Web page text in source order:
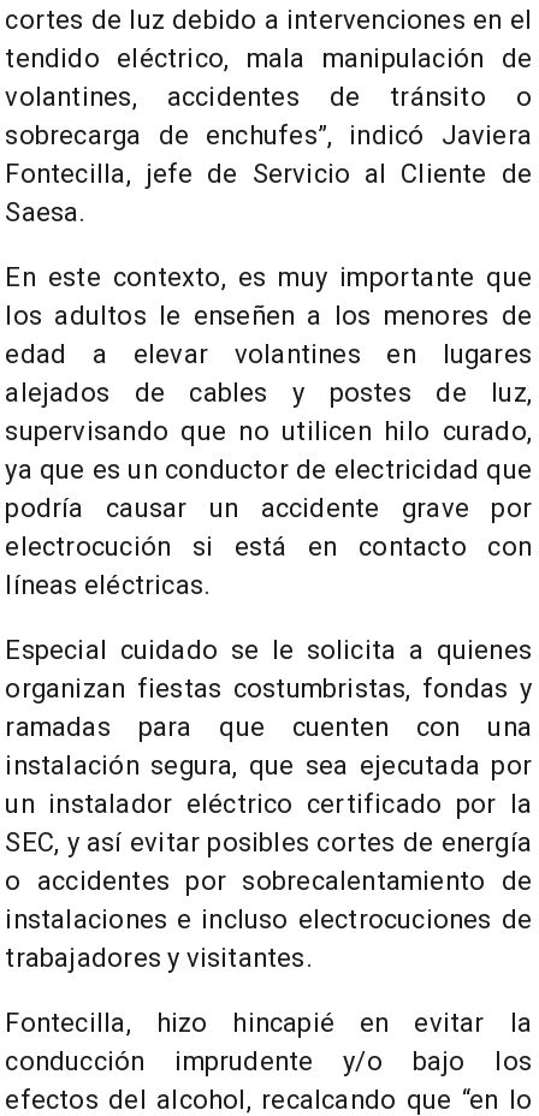
cortes de luz debido a intervenciones en el
tendido eléctrico, mala manipulación de
volantines, accidentes de tránsito o
sobrecarga de enchufes”, indicó Javiera
Fontecilla, jefe de Servicio al Cliente de
Saesa.
En este contexto, es muy importante que
los adultos le enseñen a los menores de
edad a elevar volantines en lugares
alejados de cables y postes de luz,
supervisando que no utilicen hilo curado,
ya que es un conductor de electricidad que
podría causar un accidente grave por
electrocución si está en contacto con
líneas eléctricas.
Especial cuidado se le solicita a quienes
organizan fiestas costumbristas, fondas y
ramadas para que cuenten con una
instalación segura, que sea ejecutada por
un instalador eléctrico certificado por la
SEC, y así evitar posibles cortes de energía
o accidentes por sobrecalentamiento de
instalaciones e incluso electrocuciones de
trabajadores y visitantes.
Fontecilla, hizo hincapié en evitar la
conducción imprudente y/o bajo los
efectos del alcohol, recalcando que “en lo